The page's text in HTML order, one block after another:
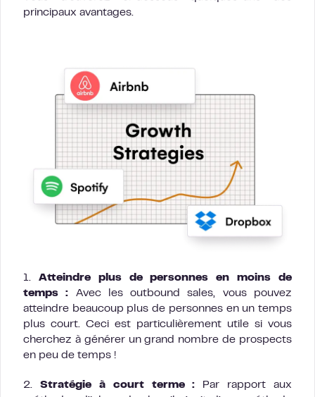
principaux avantages.
1. Atteindre plus de personnes en moins de
temps : Avec les outbound sales, vous pouvez
atteindre beaucoup plus de personnes en un temps
plus court. Ceci est particulièrement utile si vous
cherchez à générer un grand nombre de prospects
en peu de temps !
2. Stratégie à court terme : Par rapport aux